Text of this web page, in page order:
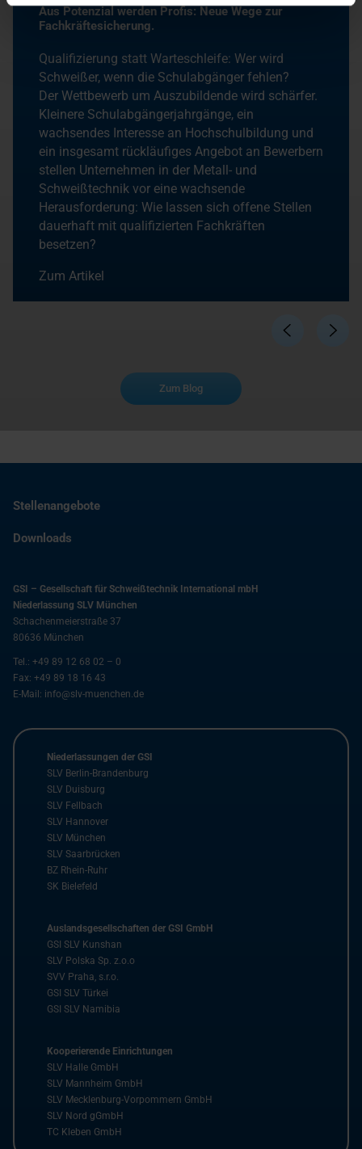
Aus Potenzial werden Profis: Neue Wege zur
Fachkräftesicherung.
Qualifizierung statt Warteschleife: Wer wird
Schweißer, wenn die Schulabgänger fehlen?
Der Wettbewerb um Auszubildende wird schärfer.
Kleinere Schulabgängerjahrgänge, ein
wachsendes Interesse an Hochschulbildung und
ein insgesamt rückläufiges Angebot an Bewerbern
stellen Unternehmen in der Metall- und
Schweißtechnik vor eine wachsende
Herausforderung: Wie lassen sich offene Stellen
dauerhaft mit qualifizierten Fachkräften
besetzen?
Zum Artikel
Zum Blog
Stellenangebote
Downloads
GSI – Gesellschaft für Schweißtechnik International mbH
Niederlassung SLV München
Schachenmeierstraße 37
80636 München
Tel.: +49 89 12 68 02 – 0
Fax: +49 89 18 16 43
E-Mail: info@slv-muenchen.de
Niederlassungen der GSI
SLV Berlin-Brandenburg
SLV Duisburg
SLV Fellbach
SLV Hannover
SLV München
SLV Saarbrücken
BZ Rhein-Ruhr
SK Bielefeld
Auslandsgesellschaften der GSI GmbH
GSI SLV Kunshan
SLV Polska Sp. z.o.o
SVV Praha, s.r.o.
GSI SLV Türkei
GSI SLV Namibia
Kooperierende Einrichtungen
SLV Halle GmbH
SLV Mannheim GmbH
SLV Mecklenburg-Vorpommern GmbH
SLV Nord gGmbH
TC Kleben GmbH